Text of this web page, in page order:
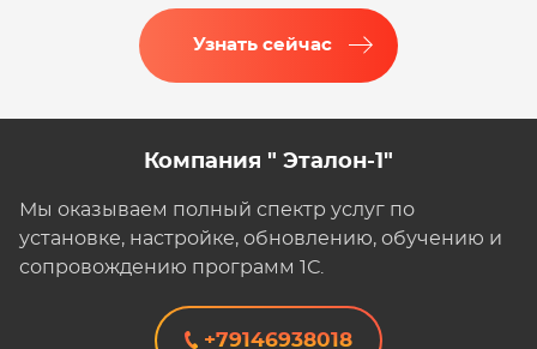
Узнать сейчас
Компания " Эталон-1"
Мы оказываем полный спектр услуг по
установке, настройке, обновлению, обучению и
сопровождению программ 1С.
+79146938018